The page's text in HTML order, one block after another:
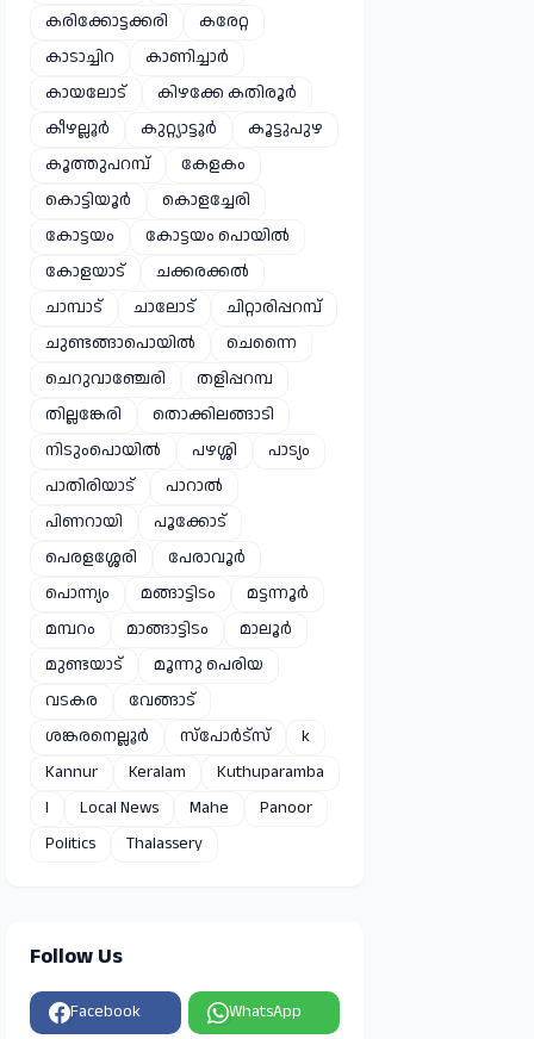
കരിക്കോട്ടക്കരി
കരേറ്റ
കാടാച്ചിറ
കാണിച്ചാർ
കായലോട്
കിഴക്കേ കതിരൂർ
കീഴല്ലൂർ
കുറ്റ്യാട്ടൂർ
കൂട്ടുപുഴ
കൂത്തുപറമ്പ്
കേളകം
കൊട്ടിയൂർ
കൊളച്ചേരി
കോട്ടയം
കോട്ടയം പൊയിൽ
കോളയാട്
ചക്കരക്കൽ
ചാമ്പാട്
ചാലോട്
ചിറ്റാരിപ്പറമ്പ്
ചുണ്ടങ്ങാപൊയിൽ
ചെന്നൈ
ചെറുവാഞ്ചേരി
തളിപ്പറമ്പ
തില്ലങ്കേരി
തൊക്കിലങ്ങാടി
നിടുംപൊയിൽ
പഴശ്ശി
പാട്യം
പാതിരിയാട്
പാറാൽ
പിണറായി
പൂക്കോട്
പെരളശ്ശേരി
പേരാവൂർ
പൊന്ന്യം
മങ്ങാട്ടിടം
മട്ടന്നൂർ
മമ്പറം
മാങ്ങാട്ടിടം
മാലൂർ
മുണ്ടയാട്
മൂന്നു പെരിയ
വടകര
വേങ്ങാട്
ശങ്കരനെല്ലൂർ
സ്പോർട്സ്
k
Kannur
Keralam
Kuthuparamba
l
Local News Mahe
Panoor
Politics
Thalassery
Follow Us
Facebook WhatsApp